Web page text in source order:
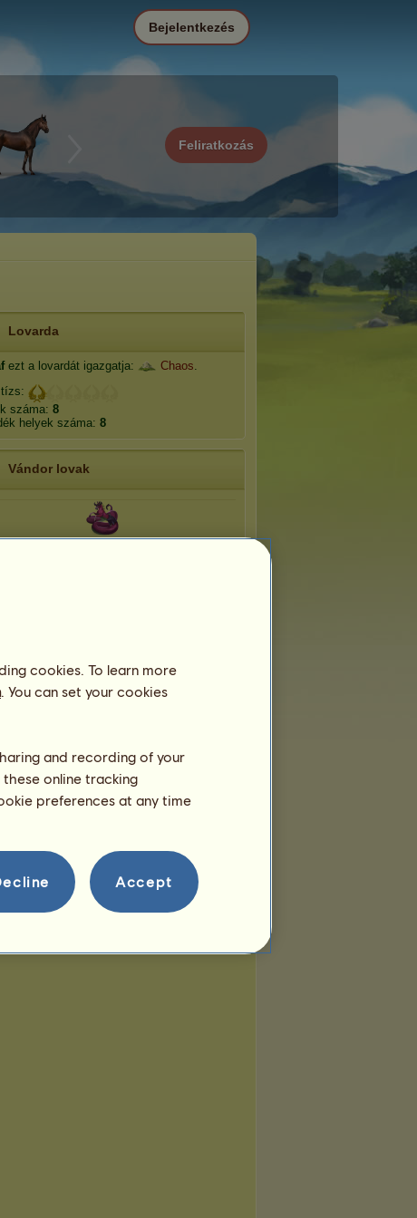
Feliratkozás
Bejelentkezés
Lovarda
ezt a lovardát igazgatja: Chaos.
száma: 8
helyek száma: 8
Vándor lovak
cookies. To learn more
. You can set your cookies
and recording of your
online tracking
preferences at any time
Accept